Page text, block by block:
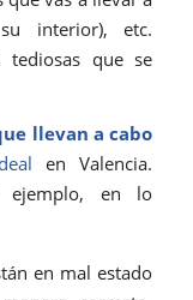
interior), etc.
tediosas que se
llevan a cabo
en Valencia.
ejemplo, en lo
en mal estado